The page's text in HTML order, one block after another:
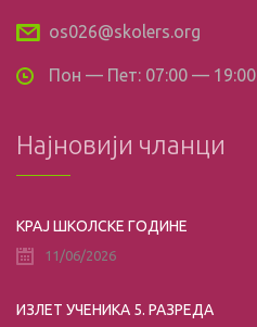
os026@skolers.org
Пон — Пет: 07:00 — 19:00
Најновији чланци
КРАЈ ШКОЛСКЕ ГОДИНЕ
11/06/2026
ИЗЛЕТ УЧЕНИКА 5. РАЗРЕДА